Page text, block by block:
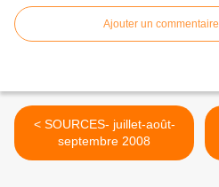
Ajouter un commentaire
< SOURCES- juillet-août-
septembre 2008